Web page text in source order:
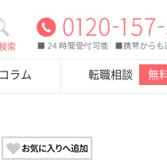
索
ラム 転職相談 無